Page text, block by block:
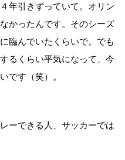
年引きずっていて。オリン
かったんです。そのシーズ
臨んでいたくらいで。でも
るくらい平気になって、今
です（笑）。
ーできる人、サッカーでは